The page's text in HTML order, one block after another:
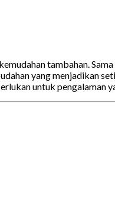
tambahan.
yang menjadikan
untuk pengalaman